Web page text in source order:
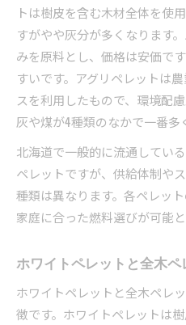
トは樹皮を含む木材全体を使
すがやや灰分が多くなります
みを原料とし、価格は安価で
すいです。アグリペレットは
スを利用したもので、環境配
灰や煤が4種類のなかで一番多
北海道で一般的に流通してい
ペレットですが、供給体制や
種類は異なります。各ペレッ
家庭に合った燃料選びが可能と
ホワイトペレットと全木
ホワイトペレットと全木ペレ
徴です。ホワイトペレットは